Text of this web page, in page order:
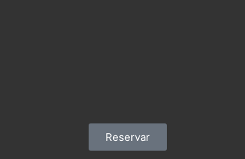
Reservar